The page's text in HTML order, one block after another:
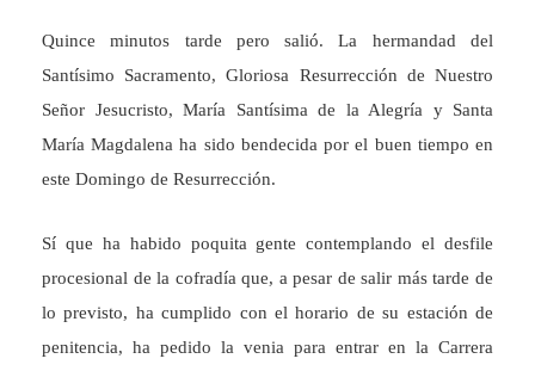
Quince minutos tarde pero salió. La hermandad del
Santísimo Sacramento, Gloriosa Resurrección de Nuestro
Señor Jesucristo, María Santísima de la Alegría y Santa
María Magdalena ha sido bendecida por el buen tiempo en
este Domingo de Resurrección.
Sí que ha habido poquita gente contemplando el desfile
procesional de la cofradía que, a pesar de salir más tarde de
lo previsto, ha cumplido con el horario de su estación de
penitencia, ha pedido la venia para entrar en la Carrera